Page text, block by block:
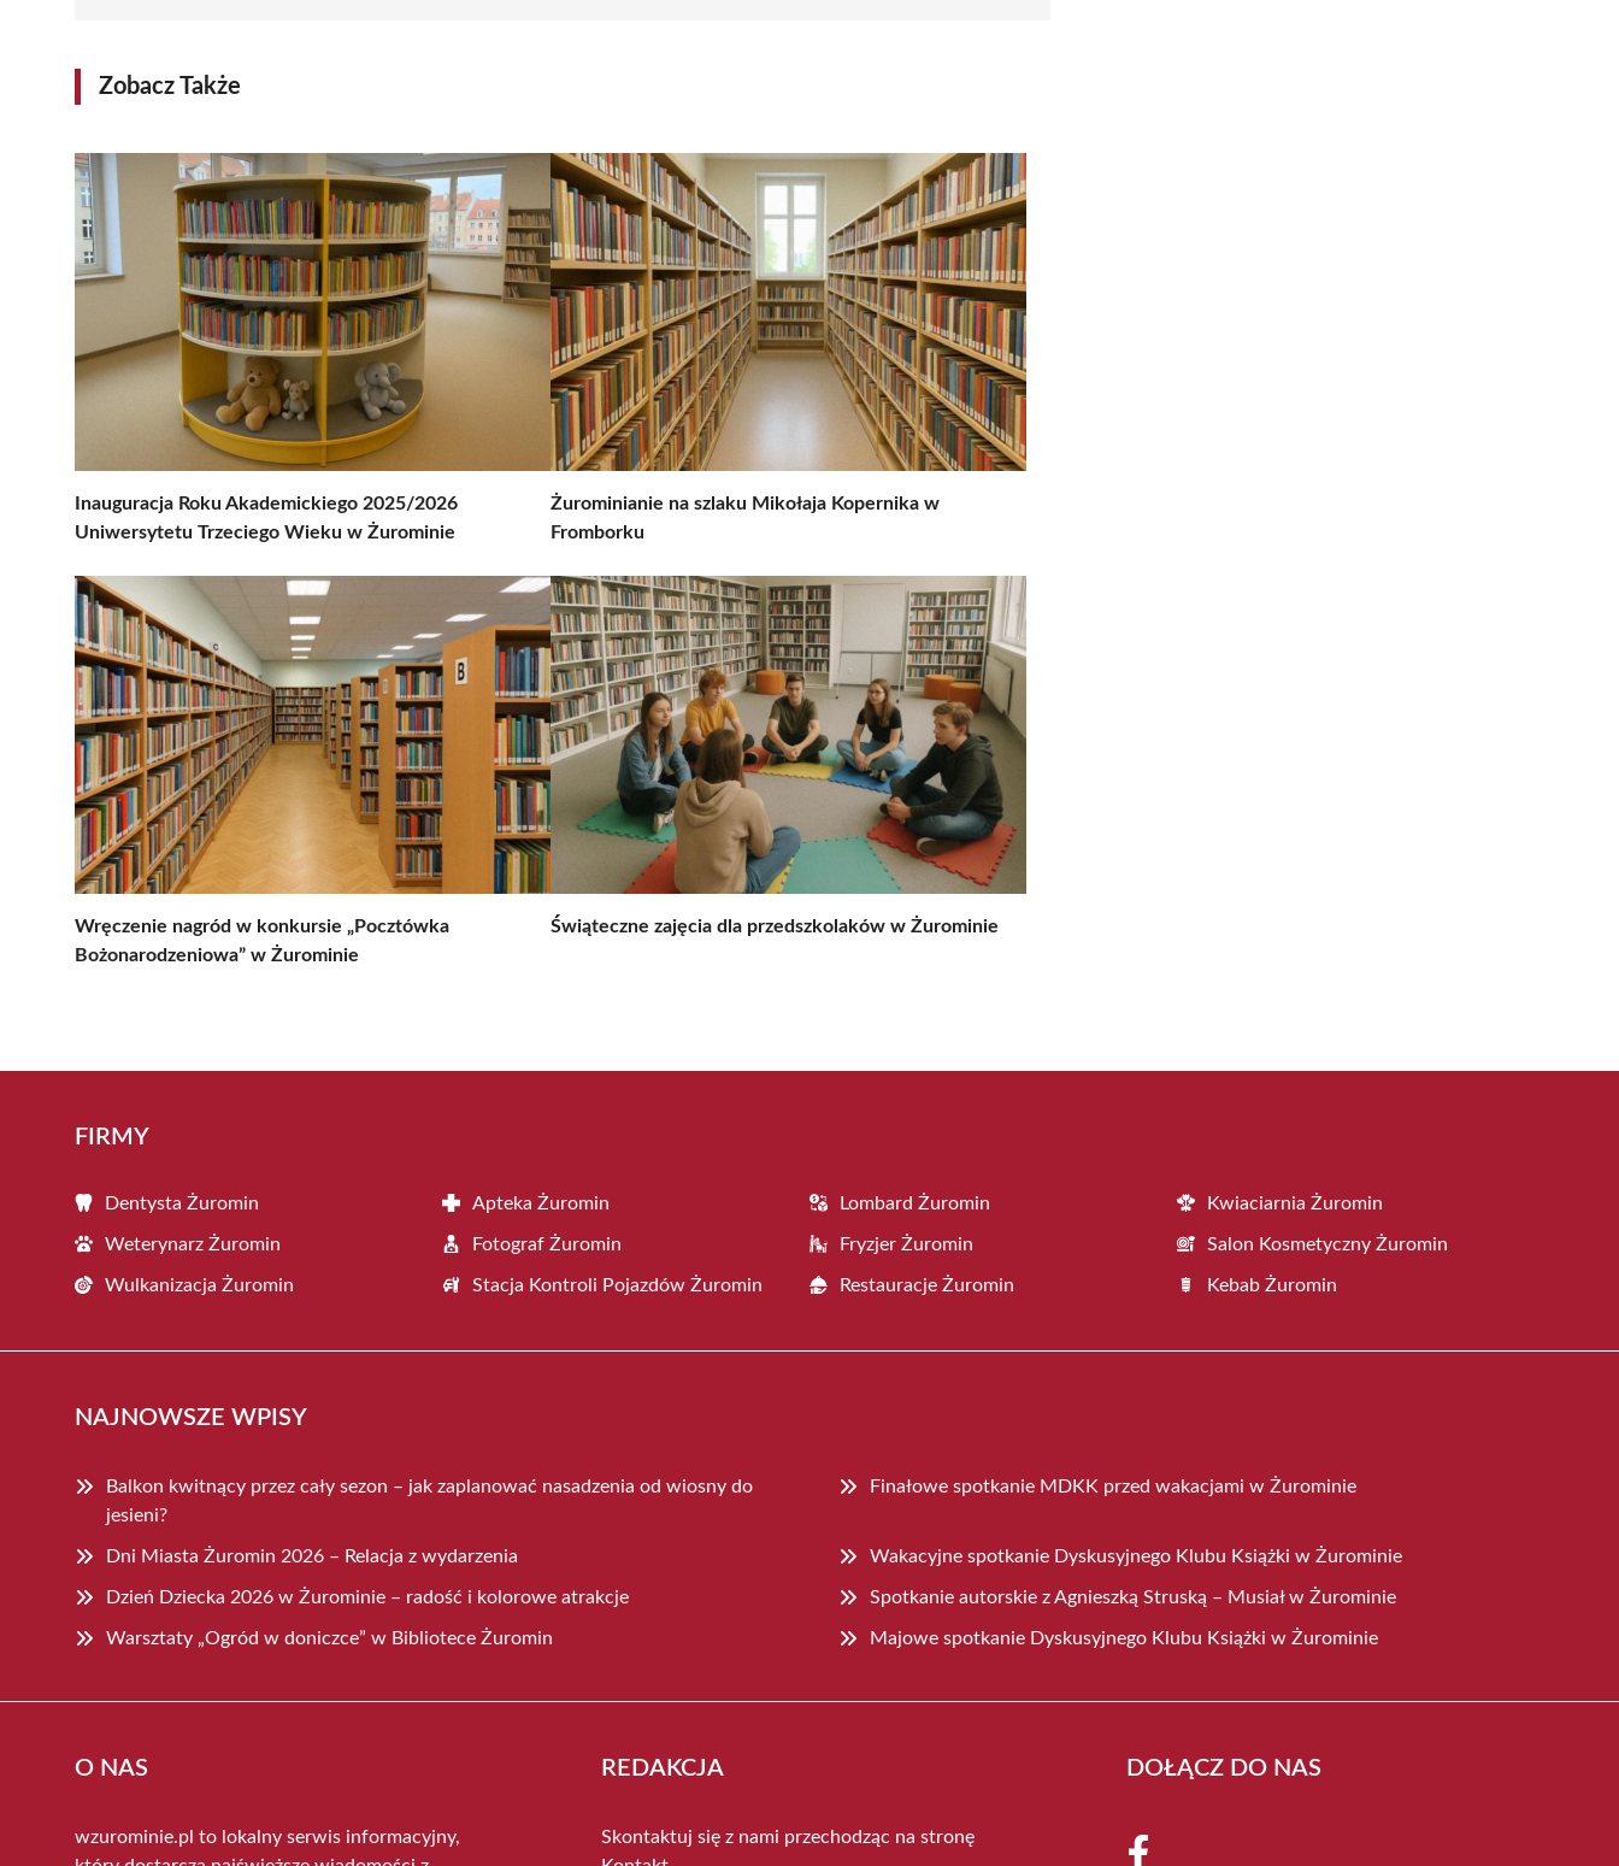
Zobacz Także
Inauguracja Roku Akademickiego 2025/2026
Uniwersytetu Trzeciego Wieku w Żurominie
Żurominianie na szlaku Mikołaja Kopernika w
Fromborku
Wręczenie nagród w konkursie „Pocztówka
Bożonarodzeniowa” w Żurominie
Świąteczne zajęcia dla przedszkolaków w Żurominie
FIRMY
Dentysta Żuromin Apteka Żuromin Lombard Żuromin Kwiaciarnia Żuromin
Weterynarz Żuromin Fotograf Żuromin Fryzjer Żuromin Salon Kosmetyczny Żuromin
Wulkanizacja Żuromin Stacja Kontroli Pojazdów Żuromin Restauracje Żuromin Kebab Żuromin
NAJNOWSZE WPISY
Balkon kwitnący przez cały sezon – jak zaplanować nasadzenia od wiosny do
jesieni?
Finałowe spotkanie MDKK przed wakacjami w Żurominie
Dni Miasta Żuromin 2026 – Relacja z wydarzenia Wakacyjne spotkanie Dyskusyjnego Klubu Książki w Żurominie
Dzień Dziecka 2026 w Żurominie – radość i kolorowe atrakcje Spotkanie autorskie z Agnieszką Struską – Musiał w Żurominie
Warsztaty „Ogród w doniczce” w Bibliotece Żuromin Majowe spotkanie Dyskusyjnego Klubu Książki w Żurominie
O NAS
wzurominie.pl to lokalny serwis informacyjny,
REDAKCJA
Skontaktuj się z nami przechodząc na stronę
DOŁĄCZ DO NAS